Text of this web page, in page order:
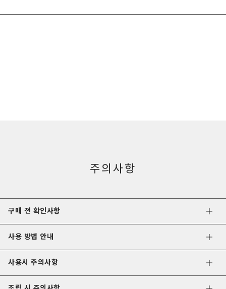
주의사항
구매 전 확인사항
사용 방법 안내
사용시 주의사항